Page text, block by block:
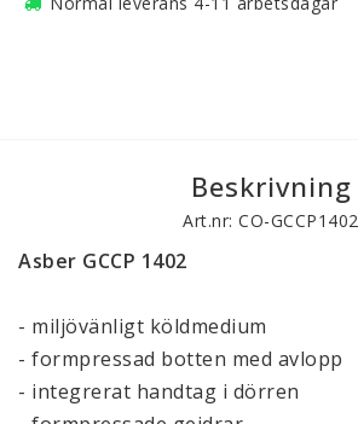
Beskrivning
Art.nr: CO-GCCP1402
Asber GCCP 1402
- miljövänligt köldmedium
- formpressad botten med avlopp
- integrerat handtag i dörren